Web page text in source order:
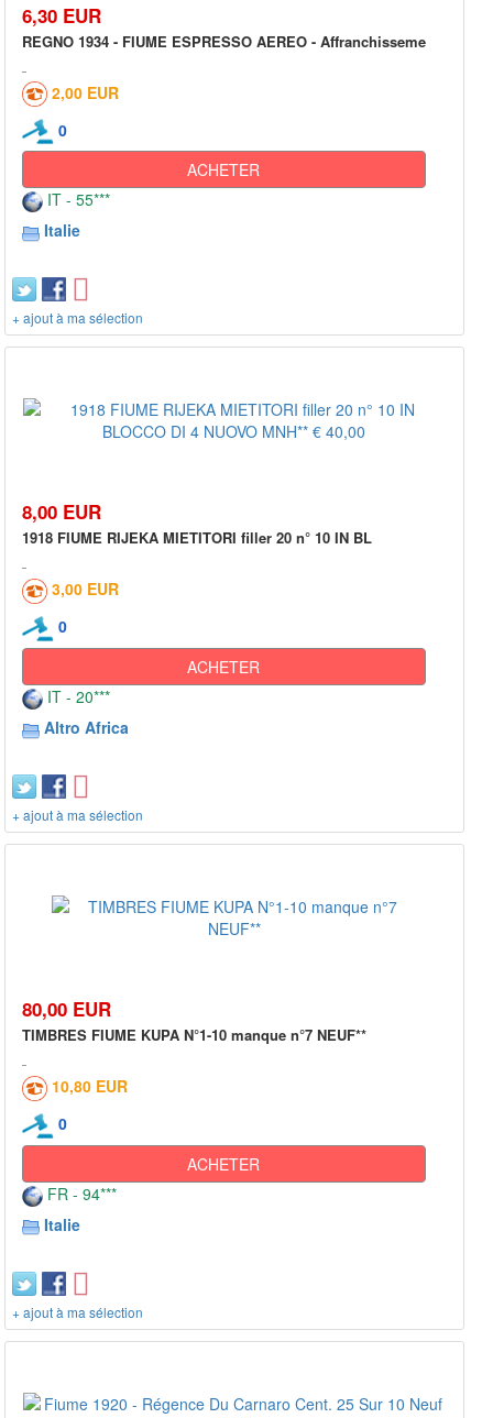
6,30 EUR
REGNO 1934 - FIUME ESPRESSO AEREO - Affranchisseme
2,00 EUR
0
ACHETER
IT - 55***
Italie
+ ajout à ma sélection
8,00 EUR
1918 FIUME RIJEKA MIETITORI filler 20 n° 10 IN BL
3,00 EUR
0
ACHETER
IT - 20***
Altro Africa
+ ajout à ma sélection
80,00 EUR
TIMBRES FIUME KUPA N°1-10 manque n°7 NEUF**
10,80 EUR
0
ACHETER
FR - 94***
Italie
+ ajout à ma sélection